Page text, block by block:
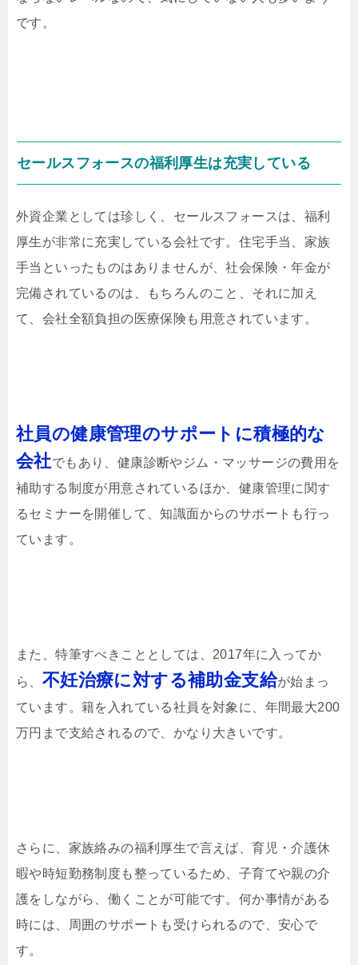
です。
セールスフォースの福利厚生は充実している
外資企業としては珍しく、セールスフォースは、福利
厚生が非常に充実している会社です。住宅手当、家族
手当といったものはありませんが、社会保険・年金が
完備されているのは、もちろんのこと、それに加え
て、会社全額負担の医療保険も用意されています。
社員の健康管理のサポートに積極的な
会社でもあり、健康診断やジム・マッサージの費用を
補助する制度が用意されているほか、健康管理に関す
るセミナーを開催して、知識面からのサポートも行っ
ています。
また、特筆すべきこととしては、2017年に入ってか
ら、 不妊治療に対する補助金支給が始まっ
ています。籍を入れている社員を対象に、年間最大200
万円まで支給されるので、かなり大きいです。
さらに、家族絡みの福利厚生で言えば、育児・介護休
暇や時短勤務制度も整っているため、子育てや親の介
護をしながら、働くことが可能です。何か事情がある
時には、周囲のサポートも受けられるので、安心で
す。